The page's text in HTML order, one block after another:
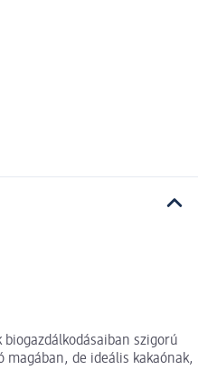
szigorú
de ideális kakaónak,